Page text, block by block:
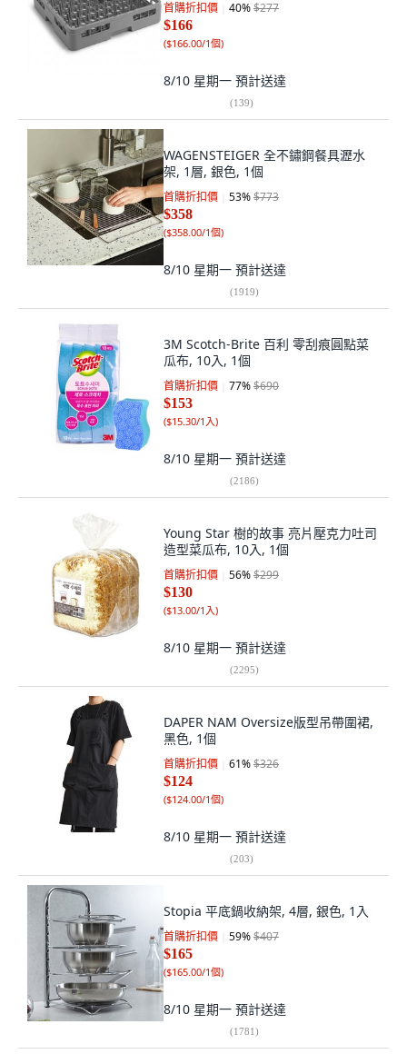
首購折扣價 40%$277
$166
($166.00/1個)
8/10 星期一 預計送達
(139)
WAGENSTEIGER 全不鏽鋼餐具瀝水
架, 1層, 銀色, 1個
首購折扣價 53%$773
$358
($358.00/1個)
8/10 星期一 預計送達
(1919)
3M Scotch-Brite 百利 零刮痕圓點菜
瓜布, 10入, 1個
首購折扣價 77%$690
$153
($15.30/1入)
8/10 星期一 預計送達
(2186)
Young Star 樹的故事 亮片壓克力吐司
造型菜瓜布, 10入, 1個
首購折扣價 56%$299
$130
($13.00/1入)
8/10 星期一 預計送達
(2295)
DAPER NAM Oversize版型吊帶圍裙,
黑色, 1個
首購折扣價 61%$326
$124
($124.00/1個)
8/10 星期一 預計送達
(203)
Stopia 平底鍋收納架, 4層, 銀色, 1入
首購折扣價 59%$407
$165
($165.00/1個)
8/10 星期一 預計送達
(1781)